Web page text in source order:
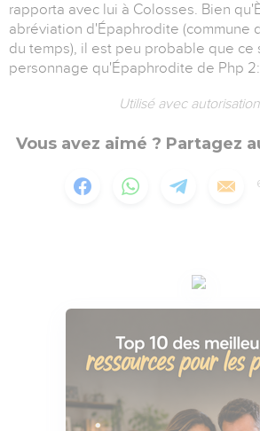
rapporta avec lui à Colosses. Bien
abréviation d'Épaphrodite (commune
du temps), il est peu probable que ce
personnage qu'Épaphrodite de Php
Utilisé avec
Vous avez aimé ? Partagez